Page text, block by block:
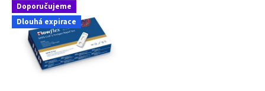
Doporučujeme
Dlouhá expirace